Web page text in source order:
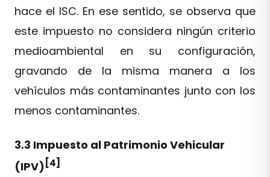
hace el ISC. En ese sentido, se observa que
este impuesto no considera ningún criterio
medioambiental en su configuración,
gravando de la misma manera a los
vehículos más contaminantes junto con los
menos contaminantes.
3.3 Impuesto al Patrimonio Vehicular
(IPV) [4]